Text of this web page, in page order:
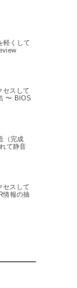
軽くして
セスして
〜 BIOS
（完成
て静音
セスして
情報の抽